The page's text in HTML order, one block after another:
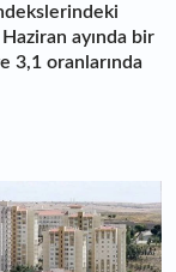
ayında bir
3,1 oranlarında